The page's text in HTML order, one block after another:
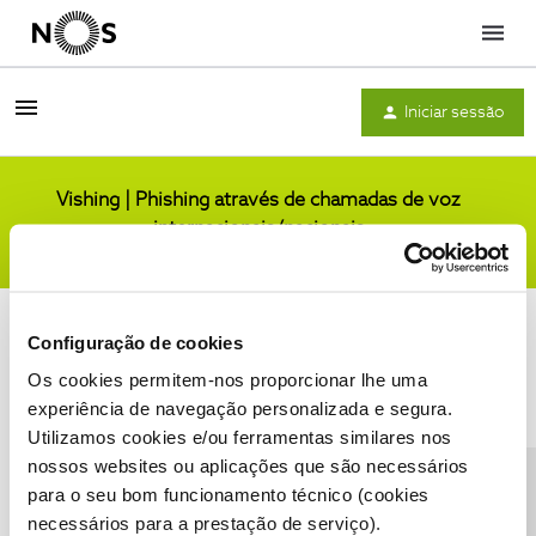
Configuração de cookies
Os cookies permitem-nos proporcionar lhe uma
experiência de navegação personalizada e segura.
Utilizamos cookies e/ou ferramentas similares nos
nossos websites ou aplicações que são necessários
para o seu bom funcionamento técnico (cookies
necessários para a prestação de serviço).
Menu
Iniciar sessão
Vishing | Phishing através de chamadas de voz
internacionais/nacionais
Condições do Fórum NOS Accessibility statement